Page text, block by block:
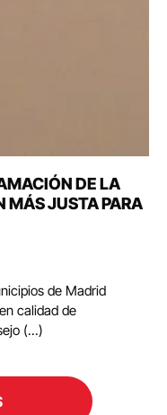
DE LA
MÁS JUSTA PARA
de Madrid
calidad de
(...)